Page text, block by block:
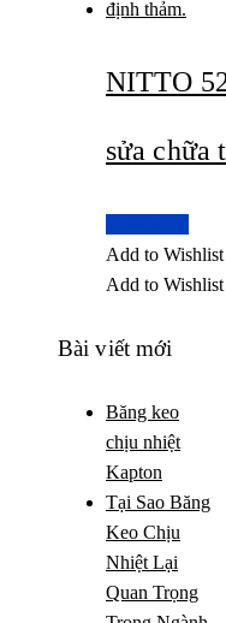
NITTO
sửa chữa
Add to Wishlist
Add to Wishlist
Bài viết mới
Băng keo
chịu nhiệt
Kapton
Tại Sao Băng
Keo Chịu
Nhiệt Lại
Quan Trọng